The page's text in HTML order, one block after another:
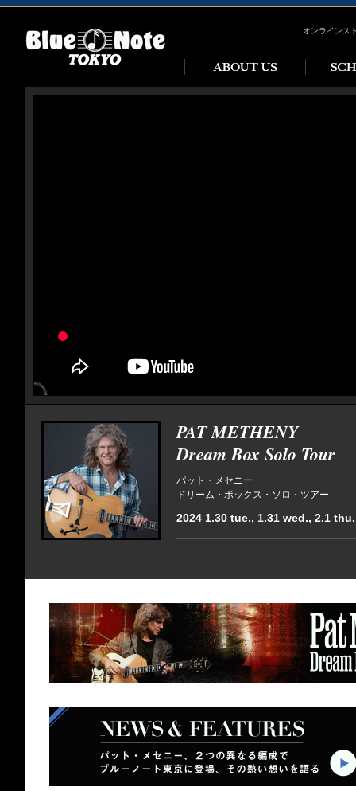
オンラインス
PAT METHENY
Dream Box Solo Tour
パット・メセニー
ドリーム・ボックス・ソロ・ツアー
2024 1.30 tue., 1.31 wed., 2.1